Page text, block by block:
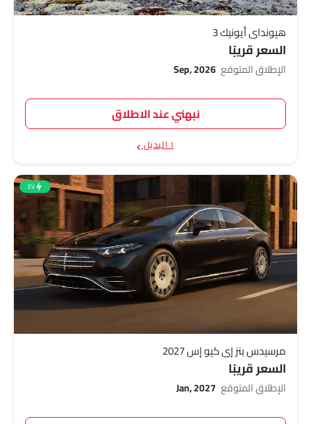
هيونداي أيونيك 3
السعر قريبًا
الإطلاق المتوقع Sep, 2026
نبهني عند الاطلاق
١ البديل
EV
مرسيدس بنز إي كيو إس 2027
السعر قريبًا
الإطلاق المتوقع Jan, 2027